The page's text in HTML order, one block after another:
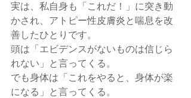
実は、私自身も「これだ！」に突き動
かされ、アトピー性皮膚炎と喘息を改
善したひとりです。
頭は「エビデンスがないものは信じら
れない」と言ってくる。
でも身体は「これをやると、身体が楽
になる」と言ってくる。